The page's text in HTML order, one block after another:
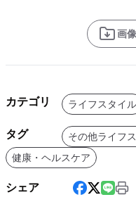
画
カテゴリ ライフスタイル
タグ その他ライフ
健康・ヘルスケア
シェア